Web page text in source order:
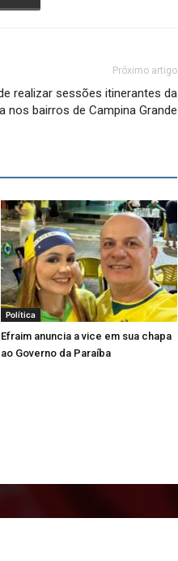
Próximo artigo
realizar sessões itinerantes da
nos bairros de Campina Grande
Política
Efraim anuncia a vice em sua chapa
ao Governo da Paraíba